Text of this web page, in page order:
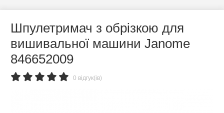
Шпулетримач з обрізкою для
вишивальної машини Janome
846652009
0 відгук(ів)